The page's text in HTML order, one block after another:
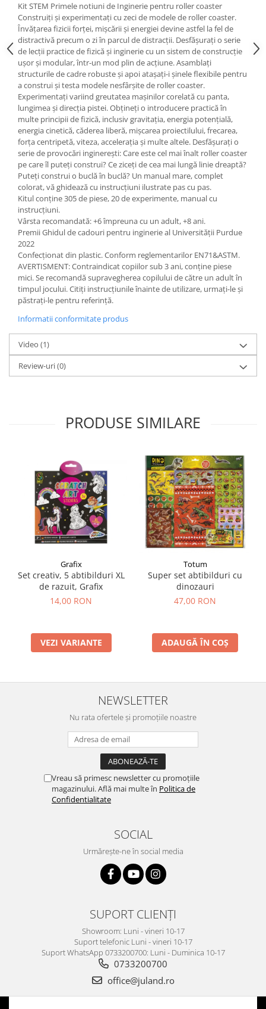
Kit STEM Primele notiuni de Inginerie pentru roller coaster
Construiți și experimentați cu zeci de modele de roller coaster.
Învățarea fizicii forței, mișcării și energiei devine astfel la fel de
distractivă precum o zi în parcul de distracții. Desfășurați o serie
de lecții practice de fizică și inginerie cu un sistem de construcție
ușor și modular, într-un mod plin de acțiune. Asamblați
structurile de cadre robuste și apoi atașați-i șinele flexibile pentru
a construi și testa modele nesfârșite de roller coaster.
Experimentați variind greutatea mașinilor corelată cu panta,
lungimea și direcția pistei. Obțineți o introducere practică în
multe principii de fizică, inclusiv gravitația, energia potențială,
energia cinetică, căderea liberă, mișcarea proiectilului, frecarea,
forța centripetă, viteza, accelerația și multe altele. Desfășurați o
serie de provocări inginerești: Care este cel mai înalt roller coaster
pe care îl puteți construi? Ce ziceți de cea mai lungă linie dreaptă?
Puteți construi o buclă în buclă? Un manual mare, complet
colorat, vă ghidează cu instrucțiuni ilustrate pas cu pas.
Kitul conține 305 de piese, 20 de experimente, manual cu
instrucțiuni.
Vârsta recomandată: +6 împreuna cu un adult, +8 ani.
Premii Ghidul de cadouri pentru inginerie al Universității Purdue
2022
Confecționat din plastic. Conform reglementarilor EN71&ASTM.
AVERTISMENT: Contraindicat copiilor sub 3 ani, conține piese
mici. Se recomandă supravegherea copilului de către un adult în
timpul jocului. Citiți instrucțiunile înainte de utilizare, urmați-le și
păstrați-le pentru referință.
Informatii conformitate produs
Video (1)
Review-uri(0)
PRODUSE SIMILARE
Grafix
Set creativ, 5 abtibilduri XL
de razuit, Grafix
14,00 RON
VEZI VARIANTE
Totum
Super set abtibilduri cu
dinozauri
47,00 RON
ADAUGĂ ÎN COȘ
NEWSLETTER
Nu rata ofertele și promoțiile noastre
Vreau să primesc newsletter cu promoțiile
magazinului. Află mai multe în Politica de
Confidentialitate
SOCIAL
Urmărește-ne în social media
SUPORT CLIENȚI
Showroom: Luni - vineri 10-17
Suport telefonic Luni - vineri 10-17
Suport WhatsApp 0733200700: Luni - Duminica 10-17
0733200700
office@juland.ro